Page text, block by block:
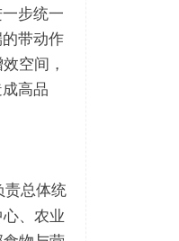
步统一
带动作
空间，
高品
责总体统
、农业